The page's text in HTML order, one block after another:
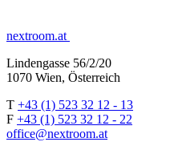
nextroom.at
Lindengasse 56/2/20
1070 Wien, Österreich
T +43 (1) 523 32 12 - 13
F +43 (1) 523 32 12 - 22
office@nextroom.at